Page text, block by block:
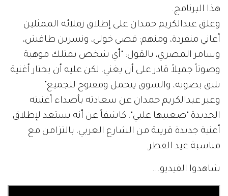
هذا البرنامج.
وعلق عبدالكريم حمدان على إطلاق زملائه الممثلين
أغاني منفردة، ومنهم: قصي خولي، ونسرين طافش،
وسامر المصري، بالقول: "أي شخص يمتلك موهبة
وصوتاً جميلاً قادر على أن يغني، لكن عليه أن يختار أغنية
تليق بصوته، والسوق يتحمل ومفتوح للجميع".
وعبر عبدالكريم حمدان عن سعادته بأصداء أغنيته
الجديدة "صعبيها عليي"، كاشفاً عن أنه يستعد لإطلاق
أغنية جديدة قريبة من الشارع العربي، بالتزامن مع
مناسبة عيد الفطر.
شاهدوا الفيديو...